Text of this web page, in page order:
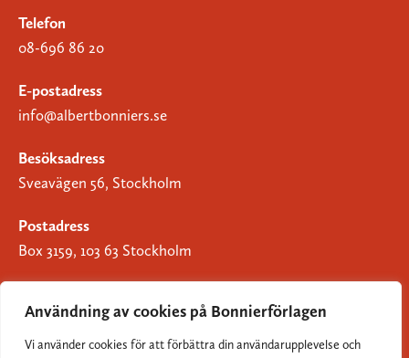
Användning av cookies på Bonnierförlagen
Vi använder cookies för att förbättra din användarupplevelse och
Telefon
08-696 86 20
E-postadress
info@albertbonniers.se
Besöksadress
Sveavägen 56, Stockholm
Postadress
Box 3159, 103 63 Stockholm
Om Bonnierförlagen